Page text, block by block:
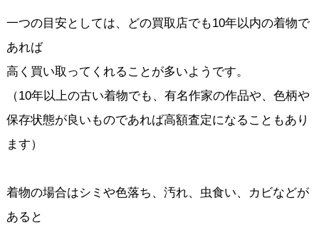
一つの目安としては、どの買取店でも10年以内の着物で
あれば
高く買い取ってくれることが多いようです。
（10年以上の古い着物でも、有名作家の作品や、色柄や
保存状態が良いものであれば高額査定になることもあり
ます）
着物の場合はシミや色落ち、汚れ、虫食い、カビなどが
あると